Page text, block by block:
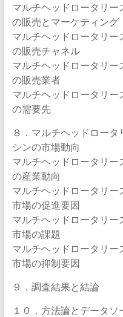
マルチヘッドロータリ
の販売とマーケティング
マルチヘッドロータリ
の販売チャネル
マルチヘッドロータリ
の販売業者
マルチヘッドロータリ
の需要先
８．マルチヘッドロー
シンの市場動向
マルチヘッドロータリ
の産業動向
マルチヘッドロータリ
市場の促進要因
マルチヘッドロータリ
市場の課題
マルチヘッドロータリ
市場の抑制要因
９．調査結果と結論
１０．方法論とデータソ